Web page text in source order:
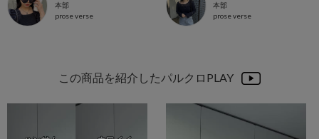
本部
prose verse
本部
prose verse
この商品を紹介したパルクロPLAY